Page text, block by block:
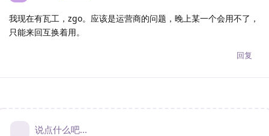
我现在有瓦工，zgo。应该是运营商的问题，晚上某一个会用不了，
只能来回互换着用。
回复
说点什么吧...